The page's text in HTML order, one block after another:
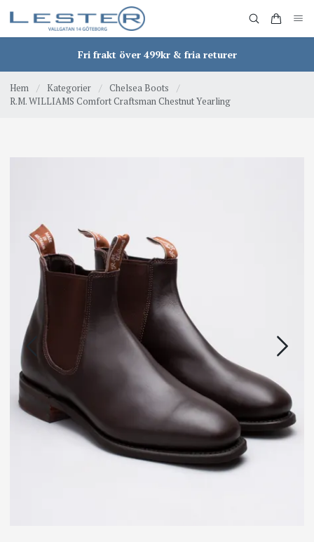
Fri frakt över 499kr & fria returer
Hem / Kategorier / Chelsea Boots
/
R.M. WILLIAMS Comfort Craftsman Chestnut Yearling